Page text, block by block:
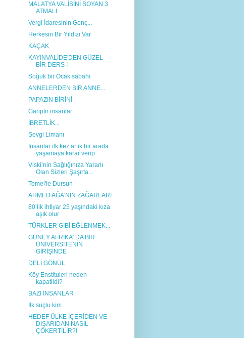
MALATYA VALİSİNİ SOYAN 3
ATMALI
Vergi İdaresinin Genç...
Herkesin Bir Yıldızı Var
KAÇAK
KAYINVALİDE'DEN GÜZEL
BİR DERS !
Soğuk bir Ocak sabahı
ANNELERDEN BİR ANNE...
PAPAZIN BİRİNİ
Gariptir insanlar
İBRETLİK...
Sevgi Limanı
İnsanlar ilk kez artık bir arada
yaşamaya karar verip
Viski’nin Sağlığınıza Yararlı
Olan Sizleri Şaşırta...
Temel'le Dursun
AHMED AĞA'NIN ZAĞARLARI
80’lik ihtiyar 25 yaşındaki kıza
aşık olur
TÜRKLER GİBİ EĞLENMEK...
GÜNEY AFRİKA' DA BİR
ÜNİVERSİTENİN
GİRİŞİNDE
DELİ GÖNÜL
Köy Enstituleri neden
kapatildi?
BAZI İNSANLAR
İlk suçlu kim
HEDEF ÜLKE İÇERİDEN VE
DIŞARIDAN NASIL
ÇÖKERTİLİR?!